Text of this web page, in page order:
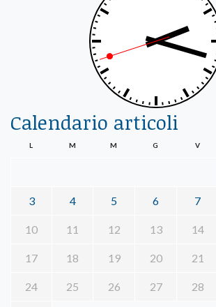
Calendario articoli
L M M G V
3 4 5 6 7
10 11 12 13 14
17 18 19 20 21
24 25 26 27 28